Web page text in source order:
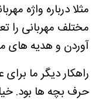
مثلا درباره واژه
مختلف مهربانی را
آوردن و هدیه های
راهکار دیگر ما
حرف بچه ها بود.